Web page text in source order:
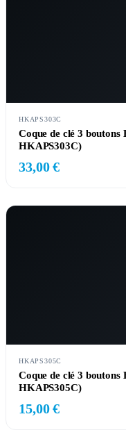
HKAPS303C
Coque de clé 3
HKAPS303C)
33,00 €
HKAPS305C
Coque de clé 3
HKAPS305C)
15,00 €